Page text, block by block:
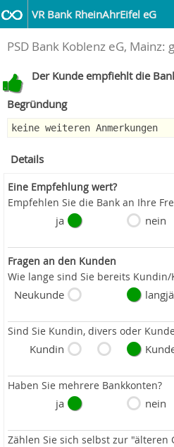
VR Bank RheinAhrEifel eG
PSD Bank Koblenz eG, Mainz:
Der Kunde empfiehlt die
Begründung
keine weiteren Anmerkungen
Details
Eine Empfehlung wert?
Empfehlen Sie die Bank an Ihre
ja nein
Fragen an den Kunden
Wie lange sind Sie bereits Kundin/
Neukunde
Sind Sie Kundin, divers oder
Kundin
Haben Sie mehrere Bankkonten?
ja nein
Zählen Sie sich selbst zur "älteren